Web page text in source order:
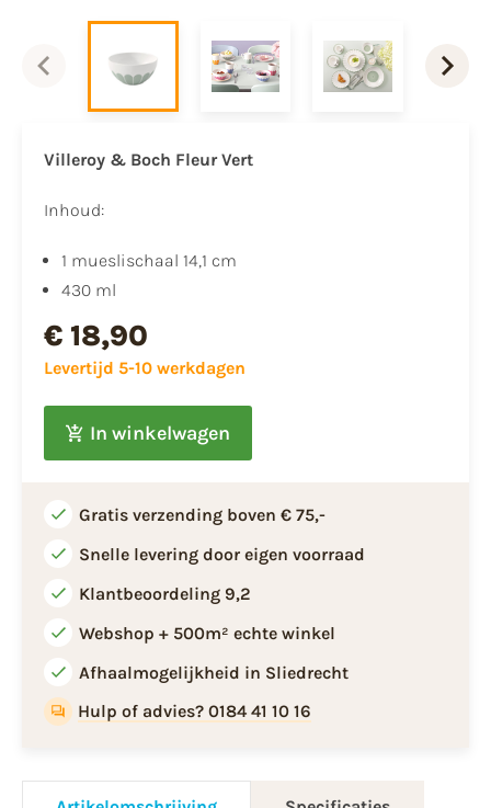
Villeroy & Boch Fleur Vert
Inhoud:
1 mueslischaal 14,1 cm
430 ml
€ 18,90
Levertijd 5-10 werkdagen
In winkelwagen
Gratis verzending boven € 75,-
Snelle levering door eigen voorraad
Klantbeoordeling 9,2
Webshop + 500m² echte winkel
Afhaalmogelijkheid in Sliedrecht
Hulp of advies? 0184 41 10 16